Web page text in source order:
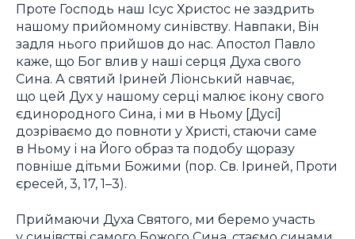
Проте Господь наш Ісус Христос не заздрить
нашому прийомному синівству. Навпаки, Він
задля нього прийшов до нас. Апостол Павло
каже, що Бог влив у наші серця Духа свого
Сина. А святий Іриней Ліонський навчає,
що цей Дух у нашому серці малює ікону свого
єдинородного Сина, і ми в Ньому [Дусі]
дозріваємо до повноти у Христі, стаючи саме
в Ньому і на Його образ та подобу щоразу
повніше дітьми Божими (пор. Св. Іриней, Проти
єресей, 3, 17, 1–3).
Приймаючи Духа Святого, ми беремо участь